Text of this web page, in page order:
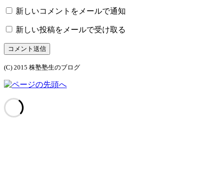
新しいコメントをメールで通知
新しい投稿をメールで受け取る
コメント送信
(C) 2015 株塾塾生のブログ